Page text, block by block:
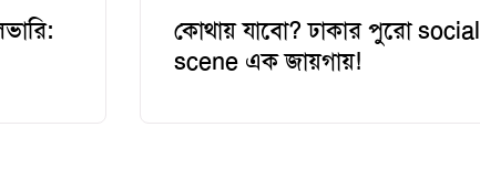
কোথায় যাবো? ঢাকার পুরো social
scene এক জায়গায়!